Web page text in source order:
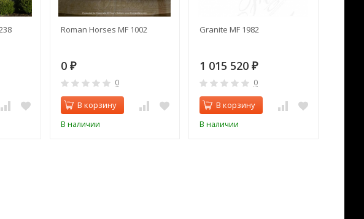
Roman Horses MF 1002
0 ₽
0
В корзину
В наличии
Granite MF 1982
1 015 520 ₽
0
В корзину
В наличии